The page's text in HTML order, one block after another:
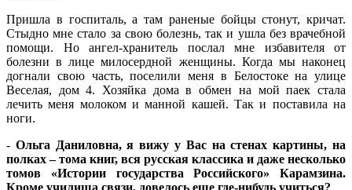
Пришла в госпиталь, а там раненые бойцы стонут, кричат.
Стыдно мне стало за свою болезнь, так и ушла без врачебной
помощи. Но ангел-хранитель послал мне избавителя от
болезни в лице милосердной женщины. Когда мы наконец
догнали свою часть, поселили меня в Белостоке на улице
Веселая, дом 4. Хозяйка дома в обмен на мой паек стала
лечить меня молоком и манной кашей. Так и поставила на
ноги.
- Ольга Даниловна, я вижу у Вас на стенах картины, на
полках – тома книг, вся русская классика и даже несколько
томов «Истории государства Российского» Карамзина.
Кроме училища связи, довелось еще где-нибудь учиться?